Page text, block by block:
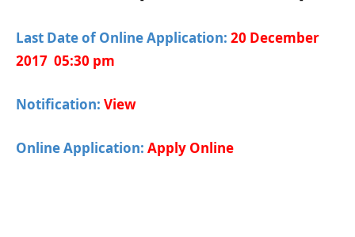
Last Date of Online Application: 20 December
2017 05:30 pm
Notification: View
Online Application: Apply Online